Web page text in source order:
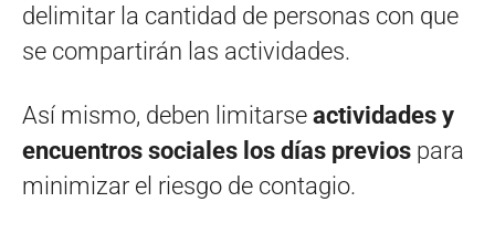
delimitar la cantidad de personas con que
se compartirán las actividades.
Así mismo, deben limitarse actividades y
encuentros sociales los días previos para
minimizar el riesgo de contagio.